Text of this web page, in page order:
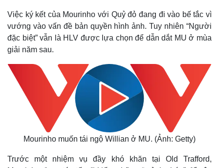
Việc ký kết của Mourinho với Quỷ đỏ đang đi vào bế tắc vì
vướng vào vấn đề bản quyền hình ảnh. Tuy nhiên “Người
đặc biệt” vẫn là HLV được lựa chọn để dẫn dắt MU ở mùa
giải năm sau.
Mourinho muốn tái ngộ Willian ở MU. (Ảnh: Getty)
Trước một nhiệm vụ đầy khó khăn tại Old Trafford,